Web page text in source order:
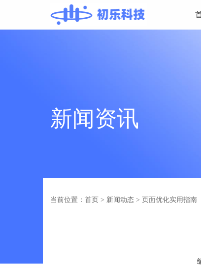
新闻资讯
当前位置：首页 > 新闻动态 > 页面优化实用指南